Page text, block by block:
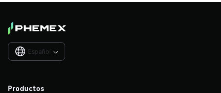
Español 
Productos